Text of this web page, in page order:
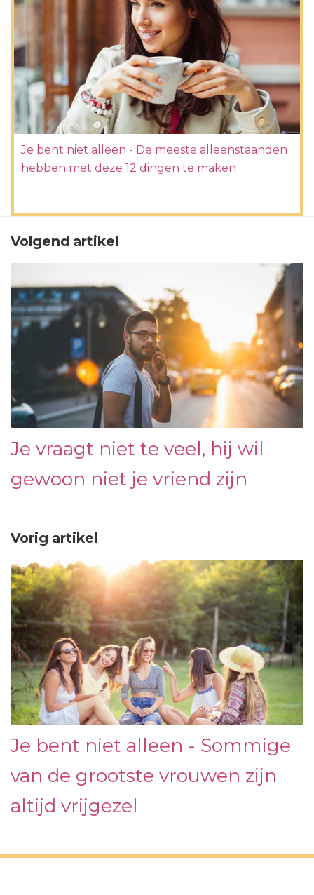
Je bent niet alleen - De meeste alleenstaanden
hebben met deze 12 dingen te maken
Volgend artikel
Je vraagt ​​niet te veel, hij wil
gewoon niet je vriend zijn
Vorig artikel
Je bent niet alleen - Sommige
van de grootste vrouwen zijn
altijd vrijgezel